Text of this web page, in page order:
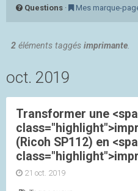
Questions · Mes marque-
2 éléments taggés imprimante
oct. 2019
Transformer une
(Ricoh SP112) en
21 oct. 2019